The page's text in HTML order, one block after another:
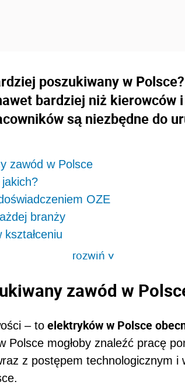
poszukiwany w
bardziej niż kierowców
są niezbędne do
zawód w Polsce
OZE
branży
rozwiń>
zawód w
– to elektryków w Polsce
Polsce mogłoby znaleźć pracę
z postępem technologicznym i